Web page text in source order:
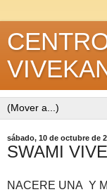
sábado, 10 de octubre de
SWAMI
NACERE UNA Y